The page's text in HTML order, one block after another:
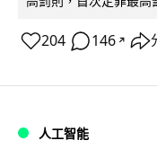
204 146 ↗
人工智能